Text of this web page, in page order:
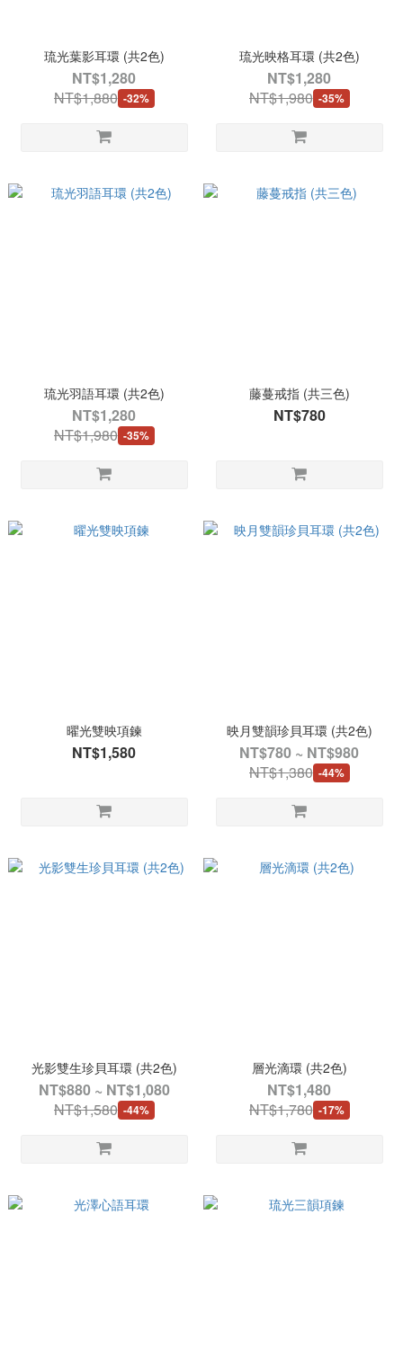
琉光葉影耳環 (共2色)
NT$1,280
NT$1,880 -32%
琉光映格耳環 (共2色)
NT$1,280
NT$1,980 -35%
琉光羽語耳環 (共2色)
NT$1,280
NT$1,980 -35%
藤蔓戒指 (共三色)
NT$780
曜光雙映項鍊
NT$1,580
映月雙韻珍貝耳環 (共2色)
NT$780 ~ NT$980
NT$1,380 -44%
光影雙生珍貝耳環 (共2色)
NT$880 ~ NT$1,080
NT$1,580 -44%
層光滴環 (共2色)
NT$1,480
NT$1,780 -17%